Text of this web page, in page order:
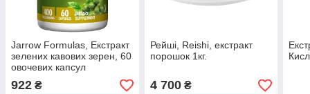
Jarrow Formulas, Екстракт
зелених кавових зерен, 60
овочевих капсул
922 ₴
Рейші, Reishi, екстракт
порошок 1кг.
4 700₴